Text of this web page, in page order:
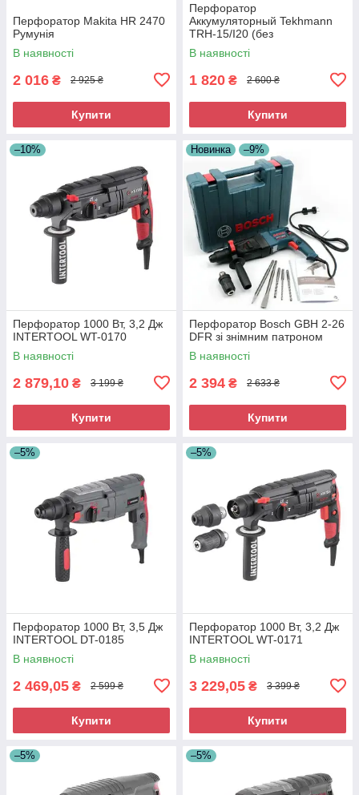
Перфоратор Makita HR 2470
Румунія
В наявності
2 016 ₴ 2 925 ₴
Купити
Перфоратор
Аккумуляторный Tekhmann
TRH-15/I20 (без
аккумулятора, без зарядного)
В наявності
1 820 ₴ 2 600 ₴
Купити
–10%
Перфоратор 1000 Вт, 3,2 Дж
INTERTOOL WT-0170
В наявності
2 879,10 ₴ 3 199 ₴
Купити
Новинка –9%
Перфоратор Bosch GBH 2-26
DFR зі знімним патроном
В наявності
2 394 ₴ 2 633 ₴
Купити
–5%
Перфоратор 1000 Вт, 3,5 Дж
INTERTOOL DT-0185
В наявності
2 469,05 ₴ 2 599 ₴
Купити
–5%
Перфоратор 1000 Вт, 3,2 Дж
INTERTOOL WT-0171
В наявності
3 229,05 ₴ 3 399 ₴
Купити
–5% –5%